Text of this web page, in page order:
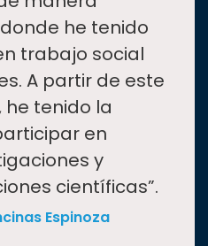
he tenido
trabajo social
A partir de este
he tenido la
en
y
científicas”.
Espinoza